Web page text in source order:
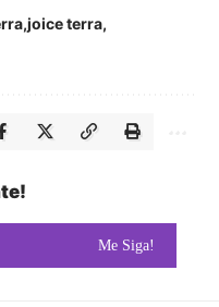
joice terra
Me Siga!